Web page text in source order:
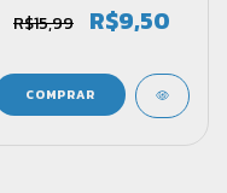
R$15,99
R$9,50